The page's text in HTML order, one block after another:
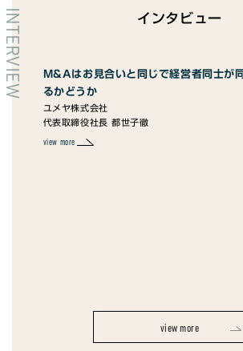
INTERVIEW インタビュー
M&Aはお見合いと同じで経営者同士が
るかどうか
ユメヤ株式会社
代表取締役社長 都世子徹
view more
view more